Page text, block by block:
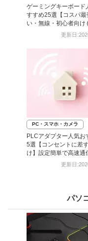
ゲーミングキーボード
すすめ25選【コスパ最
い・無線・初心者向け
更新日
PC・スマホ・カメラ
PLCアダプター人気お
5選【コンセントに差
け】設定簡単で高速通
更新日
パソ